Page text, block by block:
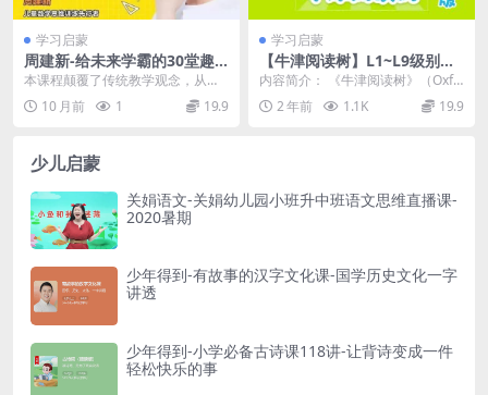
│ │ ├─ 16.Tightrope.mp4 [70.45MB]
│ │ ├─ 17.Toad.mp4 [50.30MB]
│ │ ├─ 18.Book.mp4 [66.71MB]
│ │ ├─ 19.Hey.mp4 [67.32MB]
│ │ ├─ 21.The End.mp4 [71.11MB]
│ │ ├─ 22.How Now, Brown Cow.mp4
[86.47MB]
│ │ ├─ 23.Fair.mp4 [65.48MB]
│ │ ├─ 24.Ants.mp4 [56.61MB]
│ │ ├─ 25.Ink.mp4 [56.73MB]
│ │ ├─ 26.Crash.mp4 [61.84MB]
│ ├─
学习启蒙
周建新-给未来学霸的30堂趣
味数学计算课
本课程颠覆了传统教学观念，从数
字具象化入手，模拟儿童认知规
律，独创了一套简单、有...
10 月前 1 19.9
学习启蒙
【牛津阅读树】L1~L9级别音
频+PDF绘本+练习册合集
内容简介： 《牛津阅读树》（Oxfo
rd Reading Tree），是英国牛津...
2 年前 1.1K 19.9
少儿启蒙
关娟语文-关娟幼儿园小班升中班语文思维直播课-
2020暑期
少年得到-有故事的汉字文化课-国学历史文化一字
讲透
少年得到-小学必备古诗课118讲-让背诗变成一件
轻松快乐的事